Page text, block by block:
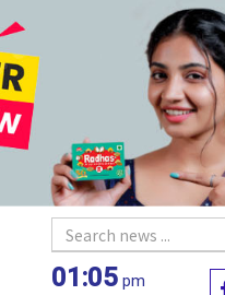
01:05 pm